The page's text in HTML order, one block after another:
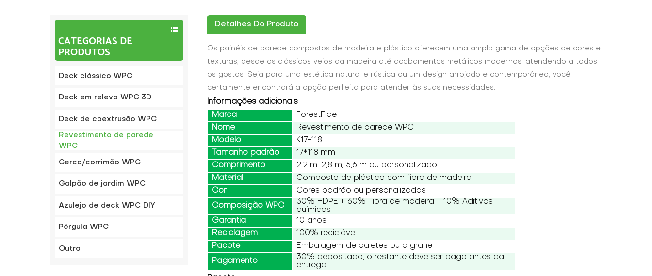
CATEGORIAS DE
PRODUTOS
Deck clássico WPC
Deck em relevo WPC 3D
Deck de coextrusão WPC
Revestimento de parede
WPC
Cerca/corrimão WPC
Galpão de jardim WPC
Azulejo de deck WPC DIY
Pérgula WPC
Outro
Detalhes Do Produto
Os painéis de parede compostos de madeira e plástico oferecem uma ampla gama de opções de cores e
texturas, desde os clássicos veios da madeira até acabamentos metálicos modernos, atendendo a todos
os gostos. Seja para uma estética natural e rústica ou um design arrojado e contemporâneo, você
certamente encontrará a opção perfeita para atender às suas necessidades.
Informações adicionais
Marca
ForestFide
Nome
Revestimento de parede WPC
Modelo
K17-118
Tamanho padrão
17*118 mm
Comprimento
2,2 m, 2,8 m, 5,6 m ou personalizado
Material
Composto de plástico com fibra de madeira
Cor
Cores padrão ou personalizadas
Composição WPC
30% HDPE + 60% Fibra de madeira + 10% Aditivos
químicos
Garantia
10 anos
Reciclagem
100% reciclável
Pacote
Embalagem de paletes ou a granel
Pagamento
30% depositado, o restante deve ser pago antes da
entrega